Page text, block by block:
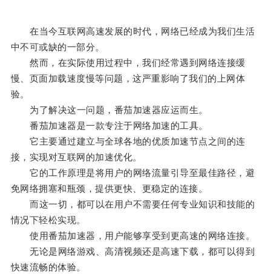
在当今互联网高速发展的时代，网络已经成为我们生活
中不可或缺的一部分。
然而，在实际使用过程中，我们经常遇到网络连接缓
慢、页面加载速度慢等问题，这严重影响了我们的上网体
验。
为了解决这一问题，番茄加速器应运而生。
番茄加速器是一款专注于网络加速的工具。
它主要通过建立与全球各地的优质加速节点之间的连
接，实现对互联网的加速优化。
它的工作原理是将用户的网络流量引导至最佳路径，避
免网络拥塞和瓶颈，提供更快、更稳定的连接。
而这一切，都可以在用户不需要任何专业知识和技能的
情况下轻松实现。
使用番茄加速器，用户能够享受到更高速的网络连接。
无论是网络游戏、高清视频还是高速下载，都可以得到
快速流畅的体验。